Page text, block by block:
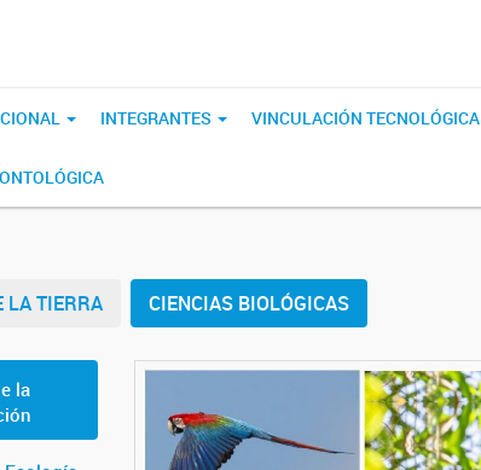
INTEGRANTES VINCULACIÓN TECNOLÓGICA
LA TIERRA CIENCIAS BIOLÓGICAS
la